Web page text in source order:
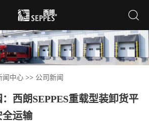
闻中心 >> 公司新闻
西朗SEPPES重载型装卸货平
全运输